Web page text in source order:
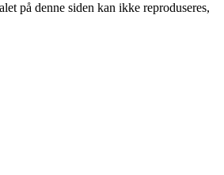
på denne siden kan ikke reproduseres,